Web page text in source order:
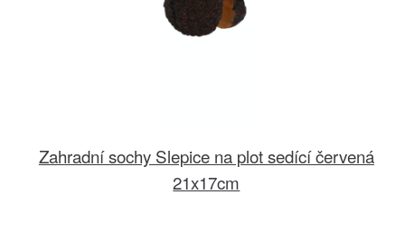
Zahradní sochy Slepice na plot sedící červená
21x17cm